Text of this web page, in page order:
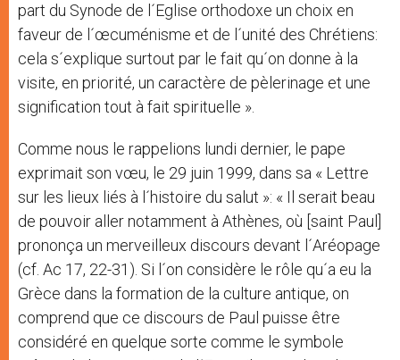
part du Synode de l´Eglise orthodoxe un choix en
faveur de l´œcuménisme et de l´unité des Chrétiens:
cela s´explique surtout par le fait qu´on donne à la
visite, en priorité, un caractère de pèlerinage et une
signification tout à fait spirituelle ».
Comme nous le rappelions lundi dernier, le pape
exprimait son vœu, le 29 juin 1999, dans sa « Lettre
sur les lieux liés à l´histoire du salut »: « Il serait beau
de pouvoir aller notamment à Athènes, où [saint Paul]
prononça un merveilleux discours devant l´Aréopage
(cf. Ac 17, 22-31). Si l´on considère le rôle qu´a eu la
Grèce dans la formation de la culture antique, on
comprend que ce discours de Paul puisse être
considéré en quelque sorte comme le symbole